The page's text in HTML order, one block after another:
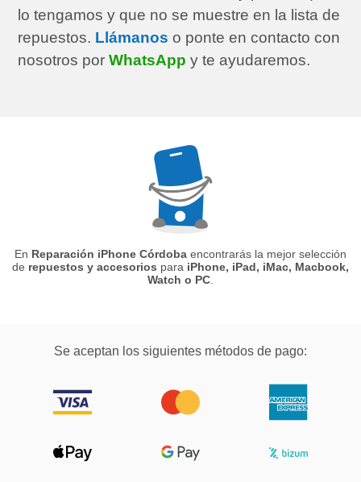
lo tengamos y que no se muestre en la lista de
repuestos. Llámanos o ponte en contacto con
nosotros porWhatsApp y te ayudaremos.
En Reparación iPhone Córdoba encontrarás la mejor selección
de repuestos y accesorios para iPhone, iPad, iMac, Macbook,
Watch o PC
Se aceptan los siguientes métodos de pago: